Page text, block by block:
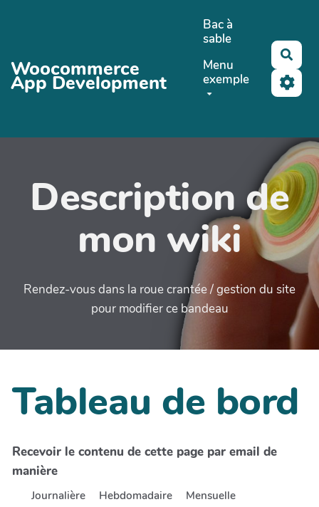
Woocommerce
App Development
Bac à
sable
Menu
exemple
Description de
mon wiki
Rendez-vous dans la roue crantée / gestion du site
pour modifier ce bandeau
Tableau de bord
Recevoir le contenu de cette page par email de
manière
Journalière Hebdomadaire Mensuelle